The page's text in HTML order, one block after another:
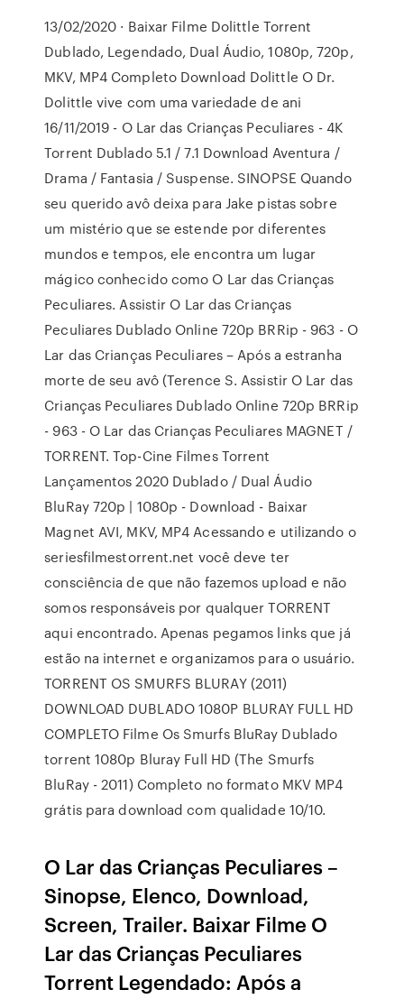
13/02/2020 · Baixar Filme Dolittle Torrent
Dublado, Legendado, Dual Áudio, 1080p, 720p,
MKV, MP4 Completo Download Dolittle O Dr.
Dolittle vive com uma variedade de ani
16/11/2019 - O Lar das Crianças Peculiares - 4K
Torrent Dublado 5.1 / 7.1 Download Aventura /
Drama / Fantasia / Suspense. SINOPSE Quando
seu querido avô deixa para Jake pistas sobre
um mistério que se estende por diferentes
mundos e tempos, ele encontra um lugar
mágico conhecido como O Lar das Crianças
Peculiares. Assistir O Lar das Crianças
Peculiares Dublado Online 720p BRRip - 963 - O
Lar das Crianças Peculiares – Após a estranha
morte de seu avô (Terence S. Assistir O Lar das
Crianças Peculiares Dublado Online 720p BRRip
- 963 - O Lar das Crianças Peculiares MAGNET /
TORRENT. Top-Cine Filmes Torrent
Lançamentos 2020 Dublado / Dual Áudio
BluRay 720p | 1080p - Download - Baixar
Magnet AVI, MKV, MP4 Acessando e utilizando o
seriesfilmestorrent.net você deve ter
consciência de que não fazemos upload e não
somos responsáveis por qualquer TORRENT
aqui encontrado. Apenas pegamos links que já
estão na internet e organizamos para o usuário.
TORRENT OS SMURFS BLURAY (2011)
DOWNLOAD DUBLADO 1080P BLURAY FULL HD
COMPLETO Filme Os Smurfs BluRay Dublado
torrent 1080p Bluray Full HD (The Smurfs
BluRay - 2011) Completo no formato MKV MP4
grátis para download com qualidade 10/10.
O Lar das Crianças Peculiares –
Sinopse, Elenco, Download,
Screen, Trailer. Baixar Filme O
Lar das Crianças Peculiares
Torrent Legendado: Após a